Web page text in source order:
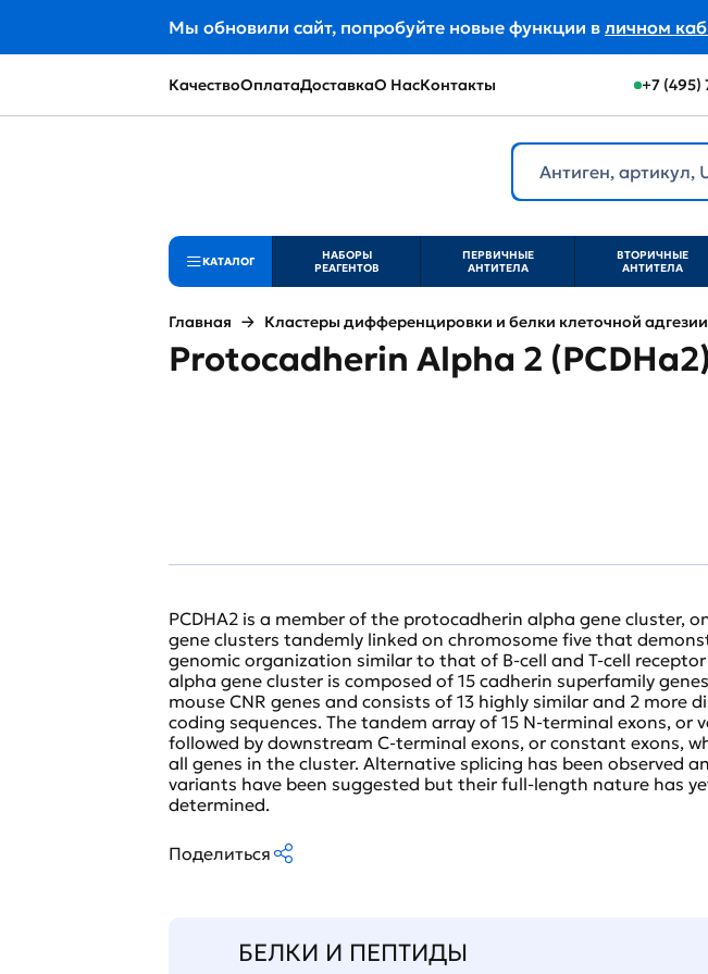
Мы обновили сайт, попробуйте новые функции в личном
КачествоОплатаДоставкаО НасКонтакты +7 (495)
КАТАЛОГ
НАБОРЫ
РЕАГЕНТОВ
ПЕРВИЧНЫЕ
АНТИТЕЛА
ВТОРИЧНЫЕ
АНТИТЕЛА
Главная Кластеры дифференцировки и белки клеточной адгезии
Protocadherin Alpha 2 (PCDHa2)
PCDHA2 is a member of the protocadherin alpha gene cluster,
gene clusters tandemly linked on chromosome five that
genomic organization similar to that of B-cell and T-cell receptor
alpha gene cluster is composed of 15 cadherin superfamily
mouse CNR genes and consists of 13 highly similar and 2 more
coding sequences. The tandem array of 15 N-terminal exons, or
followed by downstream C-terminal exons, or constant exons,
all genes in the cluster. Alternative splicing has been observed
variants have been suggested but their full-length nature has
determined.
Поделиться
БЕЛКИ И ПЕПТИДЫ